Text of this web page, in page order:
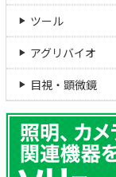
ツール
アグリバイオ
目視・顕微鏡